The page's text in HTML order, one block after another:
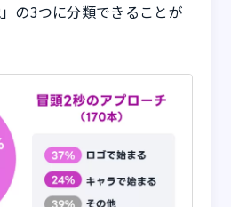
の3つに分類できることが